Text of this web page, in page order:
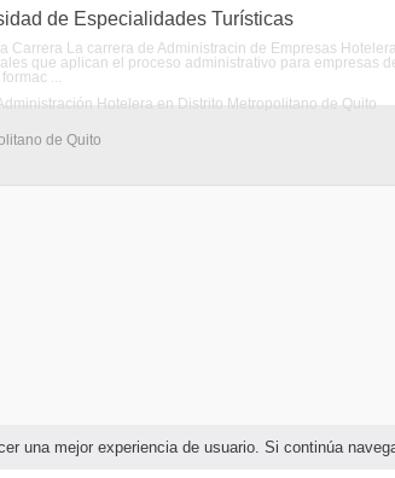
una mejor experiencia de usuario. Si continúa
de Especialidades Turísticas
Carrera La carrera de Administracin de Empresas
que aplican el proceso administrativo para empresas
...
Hotelera en Distrito Metropolitano de Quito
de Quito